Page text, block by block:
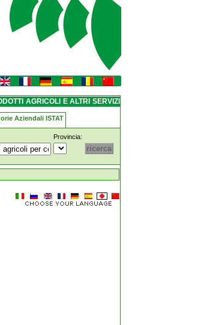
agricoli-per-
AGRICOLI E ALTRI SERVIZI
Aziendali ISTAT
Provincia:
agricoli-per-conto-